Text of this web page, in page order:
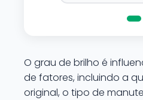
O grau de brilho é
de fatores, incluindo a
original, o tipo de